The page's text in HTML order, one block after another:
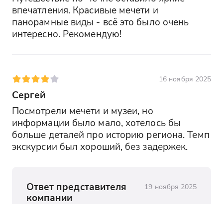
впечатления. Красивые мечети и
панорамные виды - всё это было очень
интересно. Рекомендую!
16 ноября 2025
Сергей
Посмотрели мечети и музеи, но
информации было мало, хотелось бы
больше деталей про историю региона. Темп
экскурсии был хороший, без задержек.
Ответ представителя
компании
19 ноября 2025